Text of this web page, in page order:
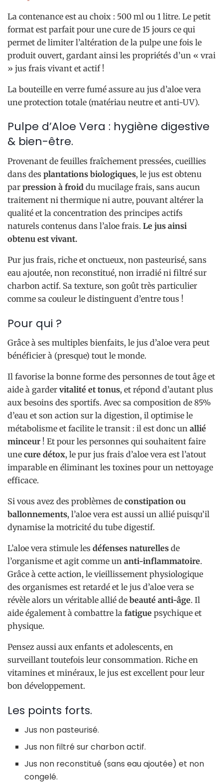
La contenance est au choix : 500 ml ou 1 litre. Le petit
format est parfait pour une cure de 15 jours ce qui
permet de limiter l’altération de la pulpe une fois le
produit ouvert, gardant ainsi les propriétés d’un « vrai
» jus frais vivant et actif !
La bouteille en verre fumé assure au jus d’aloe vera
une protection totale (matériau neutre et anti-UV).
Pulpe d’Aloe Vera : hygiène digestive
& bien-être.
Provenant de feuilles fraîchement pressées, cueillies
dans des plantations biologiques, le jus est obtenu
par pression à froid du mucilage frais, sans aucun
traitement ni thermique ni autre, pouvant altérer la
qualité et la concentration des principes actifs
naturels contenus dans l’aloe frais. Le jus ainsi
obtenu est vivant.
Pur jus frais, riche et onctueux, non pasteurisé, sans
eau ajoutée, non reconstitué, non irradié ni filtré sur
charbon actif. Sa texture, son goût très particulier
comme sa couleur le distinguent d’entre tous !
Pour qui ?
Grâce à ses multiples bienfaits, le jus d’aloe vera peut
bénéficier à (presque) tout le monde.
Il favorise la bonne forme des personnes de tout âge et
aide à garder vitalité et tonus, et répond d’autant plus
aux besoins des sportifs. Avec sa composition de 85%
d’eau et son action sur la digestion, il optimise le
métabolisme et facilite le transit : il est donc un allié
minceur ! Et pour les personnes qui souhaitent faire
une cure détox, le pur jus frais d’aloe vera est l’atout
imparable en éliminant les toxines pour un nettoyage
efficace.
Si vous avez des problèmes de constipation ou
ballonnements, l’aloe vera est aussi un allié puisqu’il
dynamise la motricité du tube digestif.
L’aloe vera stimule les défenses naturelles de
l’organisme et agit comme un anti-inflammatoire.
Grâce à cette action, le vieillissement physiologique
des organismes est retardé et le jus d’aloe vera se
révèle alors un véritable allié de beauté anti-âge. Il
aide également à combattre la fatigue psychique et
physique.
Pensez aussi aux enfants et adolescents, en
surveillant toutefois leur consommation. Riche en
vitamines et minéraux, le jus est excellent pour leur
bon développement.
Les points forts.
Jus non pasteurisé.
Jus non filtré sur charbon actif.
Jus non reconstitué (sans eau ajoutée) et non
congelé.